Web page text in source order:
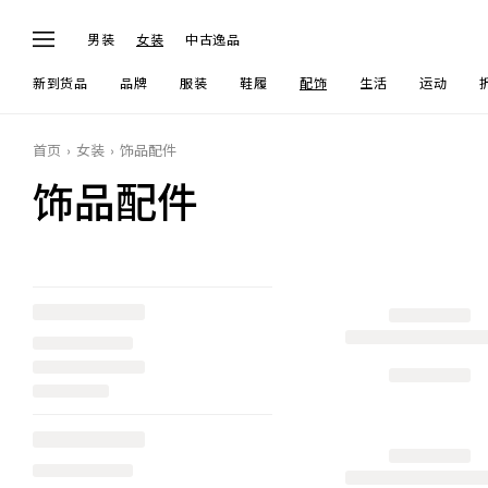
男装 女装 中古逸品
新到货品 品牌 服装 鞋履 配饰 生活 运动
首页 女装 饰品配件
饰品配件